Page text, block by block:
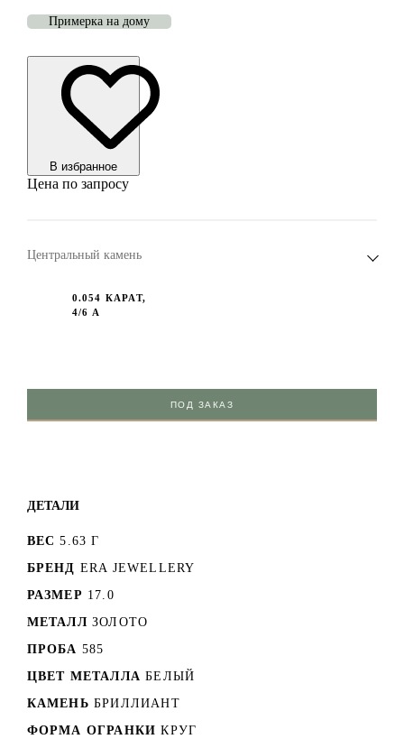
Примерка на дому
В избранноe
Цена по запросу
Центральный камень
0.054 КАРАТ,
4/6 А
ПОД ЗАКАЗ
ДЕТАЛИ
ВЕС 5.63 Г
БРЕНД ERA JEWELLERY
РАЗМЕР 17.0
МЕТАЛЛ ЗОЛОТО
ПРОБА 585
ЦВЕТ МЕТАЛЛА БЕЛЫЙ
КАМЕНЬ БРИЛЛИАНТ
ФОРМА ОГРАНКИ КРУГ